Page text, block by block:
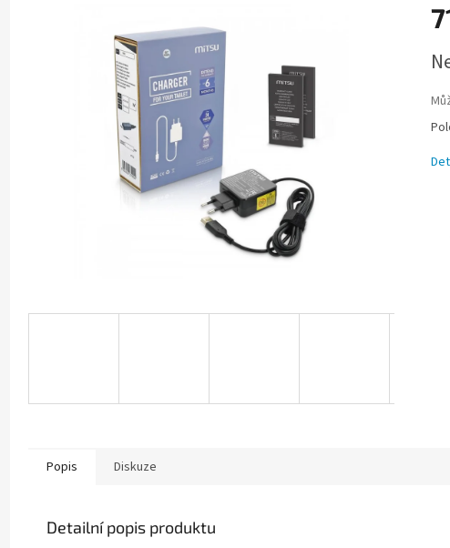
0,0
hvězdiček.
Popis Diskuze
Detailní popis produktu